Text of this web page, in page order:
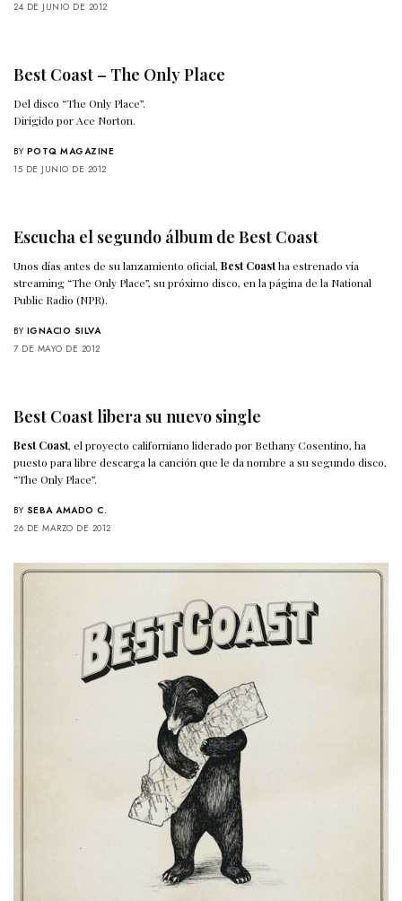
24 DE JUNIO DE 2012
Best Coast – The Only Place
Del disco “The Only Place”.
Dirigido por Ace Norton.
BY POTQ MAGAZINE
15 DE JUNIO DE 2012
Escucha el segundo álbum de Best Coast
Unos días antes de su lanzamiento oficial,Best Coastha estrenado vía
streaming “The Only Place”, su próximo disco, en la página de la National
Public Radio (NPR).
BY IGNACIO SILVA
7 DE MAYO DE 2012
Best Coast libera su nuevo single
Best Coast, el proyecto californiano liderado por Bethany Cosentino, ha
puesto para libre descarga la canción que le da nombre a su segundo disco,
“The Only Place”.
BY SEBA AMADO C.
26 DE MARZO DE 2012